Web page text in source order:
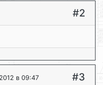
#2
в 09:47 #3